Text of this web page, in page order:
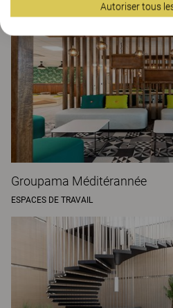
Groupama Méditérannée
ESPACES DE TRAVAIL
Autoriser tous